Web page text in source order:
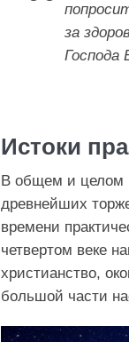
за
Господа
Истоки
В общем и целом
древнейших
времени
четвертом веке
христианство,
большой части